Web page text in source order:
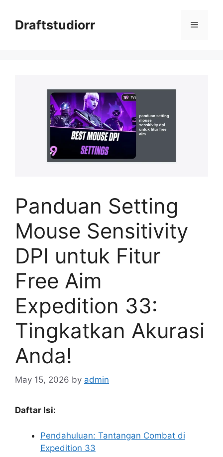
contentDraftstudiorr Menu
Panduan Setting
Mouse Sensitivity
DPI untuk Fitur
Free Aim
Expedition 33:
Tingkatkan Akurasi
Anda!
May 15, 2026 by admin
Daftar Isi:
Pendahuluan: Tantangan Combat di
Expedition 33